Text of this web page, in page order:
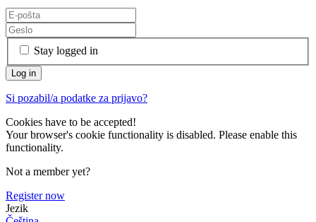
Stay logged in
Si pozabil/a podatke za prijavo?
Cookies have to be accepted!
Your browser's cookie functionality is disabled. Please enable this
functionality.
Not a member yet?
Register now
Jezik